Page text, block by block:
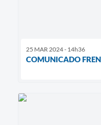
25 MAR 2024 - 14h36
COMUNICADO